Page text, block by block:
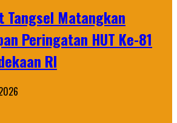
Tangsel Matangkan
Peringatan HUT Ke-81
RI